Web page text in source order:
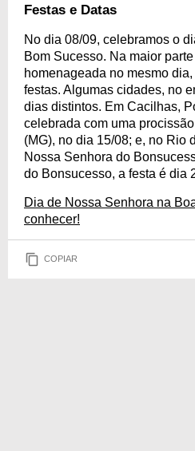
Festas e Datas
No dia 08/09, celebramos o
Bom Sucesso. Na maior
homenageada no mesmo
festas. Algumas cidades, no
dias distintos. Em Cacilhas,
celebrada com uma
(MG), no dia 15/08; e, no Rio
Nossa Senhora do
do Bonsucesso, a festa é dia
Dia de Nossa Senhora na
conhecer!
COPIAR